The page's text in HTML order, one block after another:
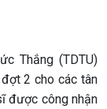
Thắng (TDTU)
2 cho các tân
được công nhận